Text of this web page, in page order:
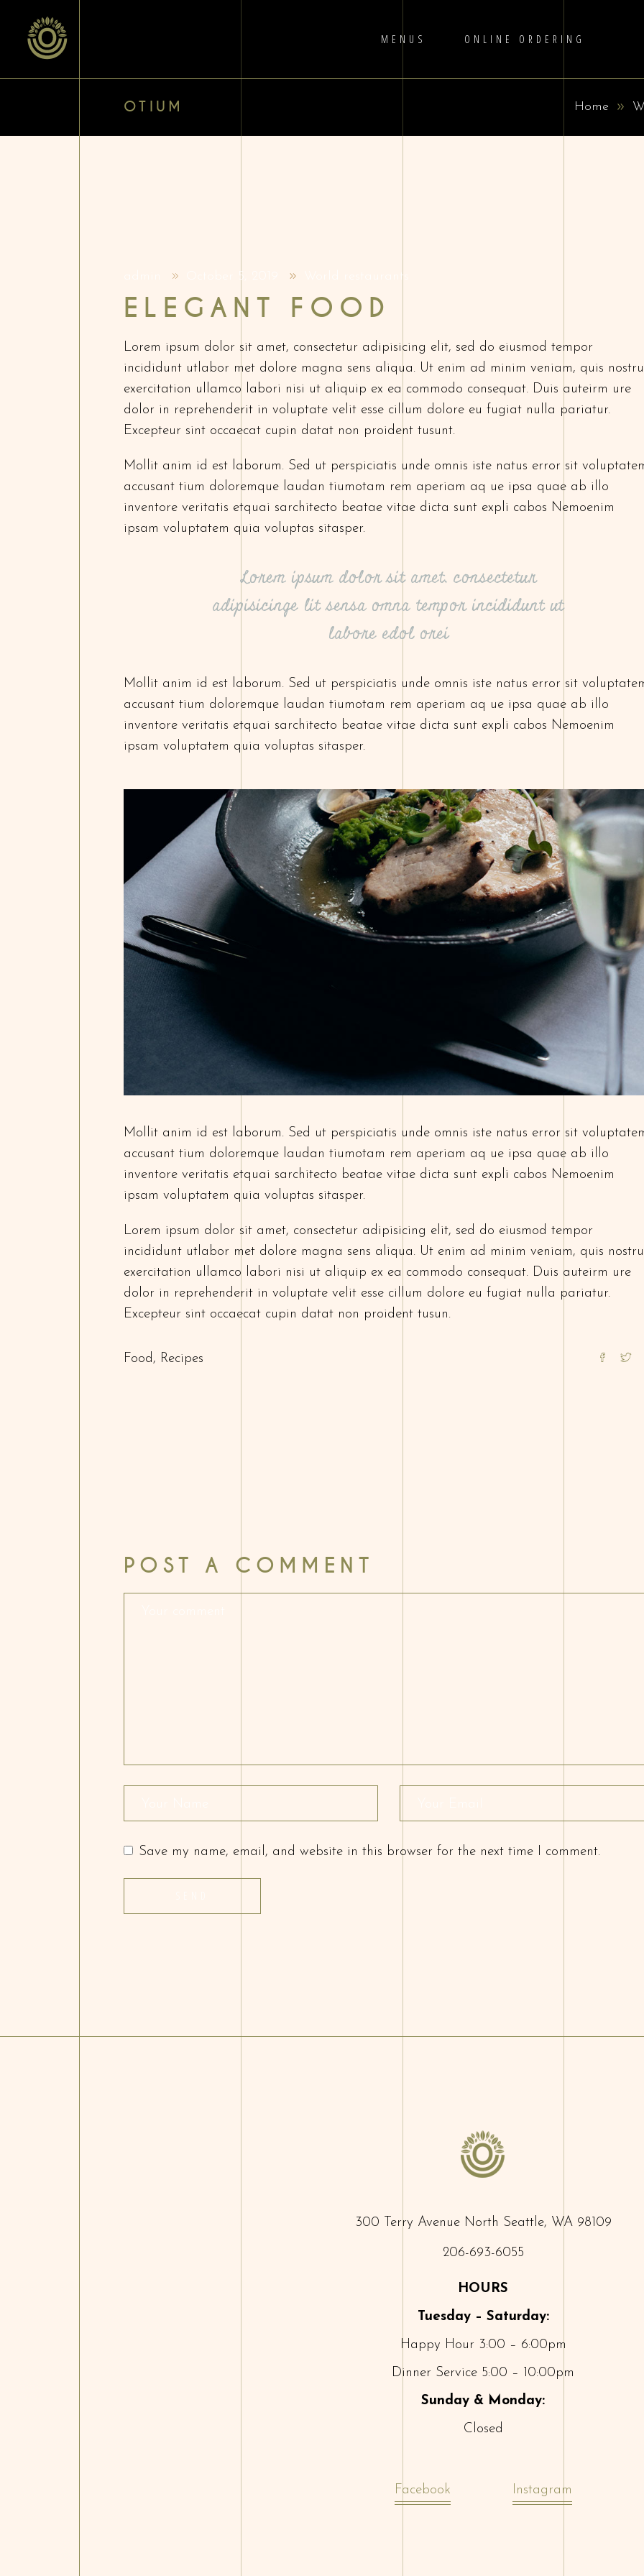
MENUS ONLINE ORDERING
OTIUM Home
October 5, 2019 World restaurants
ELEGANT FOOD
Lorem ipsum dolor sit amet, consectetur adipisicing elit, sed do eiusmod tempor
incididunt utlabor met dolore magna sens aliqua. Ut enim ad minim veniam, quis
exercitation ullamco labori nisi ut aliquip ex ea commodo consequat. Duis auteirm ure
dolor in reprehenderit in voluptate velit esse cillum dolore eu fugiat nulla pariatur.
Excepteur sint occaecat cupin datat non proident tusunt.
Mollit anim id est laborum. Sed ut perspiciatis unde omnis iste natus error sit
accusant tium doloremque laudan tiumotam rem aperiam aq ue ipsa quae ab illo
inventore veritatis etquai sarchitecto beatae vitae dicta sunt expli cabos Nemoenim
ipsam voluptatem quia voluptas sitasper.
Lorem ipsum dolor sit amet, consectetur
adipisicinge lit sensa omna tempor incididunt ut
labore edol orei
Mollit anim id est laborum. Sed ut perspiciatis unde omnis iste natus error sit
accusant tium doloremque laudan tiumotam rem aperiam aq ue ipsa quae ab illo
inventore veritatis etquai sarchitecto beatae vitae dicta sunt expli cabos Nemoenim
ipsam voluptatem quia voluptas sitasper.
Mollit anim id est laborum. Sed ut perspiciatis unde omnis iste natus error sit
accusant tium doloremque laudan tiumotam rem aperiam aq ue ipsa quae ab illo
inventore veritatis etquai sarchitecto beatae vitae dicta sunt expli cabos Nemoenim
ipsam voluptatem quia voluptas sitasper.
Lorem ipsum dolor sit amet, consectetur adipisicing elit, sed do eiusmod tempor
incididunt utlabor met dolore magna sens aliqua. Ut enim ad minim veniam, quis
exercitation ullamco labori nisi ut aliquip ex ea commodo consequat. Duis auteirm ure
dolor in reprehenderit in voluptate velit esse cillum dolore eu fugiat nulla pariatur.
Excepteur sint occaecat cupin datat non proident tusun.
Food, Recipes
POST A COMMENT
Save my name, email, and website in this browser for the next time I comment.
300 Terry Avenue North Seattle, WA 98109
206-693-6055
HOURS
Tuesday – Saturday:
Happy Hour 3:00 – 6:00pm
Dinner Service 5:00 – 10:00pm
Sunday & Monday:
Closed
Facebook Instagram